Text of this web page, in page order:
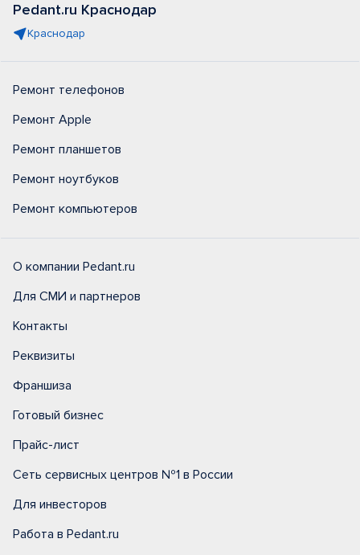
Pedant.ru Краснодар
Краснодар
Ремонт телефонов
Ремонт Apple
Ремонт планшетов
Ремонт ноутбуков
Ремонт компьютеров
О компании Pedant.ru
Для СМИ и партнеров
Контакты
Реквизиты
Франшиза
Готовый бизнес
Прайс-лист
Сеть сервисных центров №1 в России
Для инвесторов
Работа в Pedant.ru